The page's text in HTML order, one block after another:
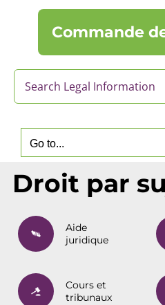
Commande
Go to...
Droit par
Aide
juridique
Cours et
tribunaux